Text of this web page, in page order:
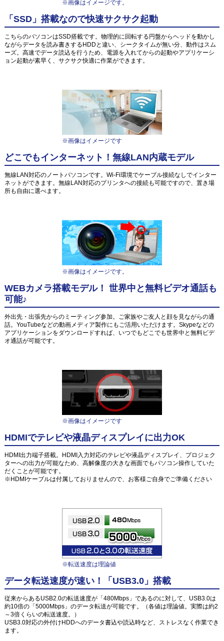
※画像はイメージです。
「SSD」搭載なので快速サクサク起動
こちらのパソコンはSSD搭載です。物理的に回転する円盤からヘッドを動かし
ながらデータを読み書きするHDDと違い、シークタイムが無い分、動作はスム
ーズ。高速でデータ読込を行うため、電源を入れてからの起動やアプリケーシ
ョン起動が素早く、サクサク快適に作業ができます。
※画像はイメージです
どこでもインターネット！無線LAN内蔵モデル
無線LAN対応のノートパソコンです。Wi-Fi環境でケーブル接続なしでインター
ネットができます。無線LAN対応のプリンタへの接続も可能ですので、置き場
所も自由に選べます。
※画像はイメージです。
WEBカメラ搭載モデル！ 世界中と無料ビデオ通話も
可能♪
外出先・出張先からのミーティング参加。ご家族やご友人と顔を見ながらの通
話。YouTubeなどの動画メディア製作にもご活用いただけます。Skypeなどの
アプリケーションをダウンロードすれば、いつでもどこでも世界中と無料ビデ
オ通話が可能です。
※画像はイメージです
HDMIでテレビや液晶ディスプレイに出力OK
HDMI出力端子搭載。HDMI入力対応のテレビや液晶ディスプレイ、プロジェク
ターへの出力が可能なため、高解像度の大きな画面でもパソコン操作していた
だくことが可能です。
※HDMIケーブルは付属しておりませんので、お客様ご自身でご準備ください
※転送速度は理論値
データ転送速度が速い！「USB3.0」搭載
従来からあるUSB2.0の転送速度が「480Mbps」であるのに対して、USB3.0は
約10倍の「5000Mbps」のデータ転送が可能です。（各値は理論値。実際は約2
～3倍くらいの転送速度。）
USB3.0対応の外付けHDDへのデータ書込や読込時など、ストレスなく作業でき
ます。